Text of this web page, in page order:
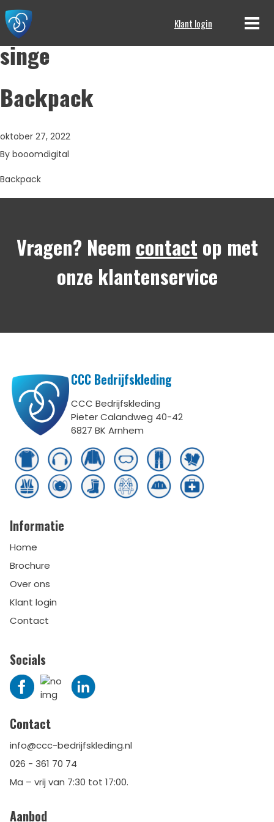
Klant login
singe
Backpack
oktober 27, 2022
By booomdigital
Backpack
Vragen? Neem contact op met
onze klantenservice
CCC Bedrijfskleding
CCC Bedrijfskleding
Pieter Calandweg 40-42
6827 BK Arnhem
Informatie
Home
Brochure
Over ons
Klant login
Contact
Aanbod
Socials
Contact
info@ccc-bedrijfskleding.nl
026 - 361 70 74
Ma – vrij van 7:30 tot 17:00.